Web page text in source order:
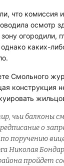
что комиссия
осмотр
огородили,
каких-
Смольного
конструкция
чьи балконы
о
поручению
Николая
пройдет